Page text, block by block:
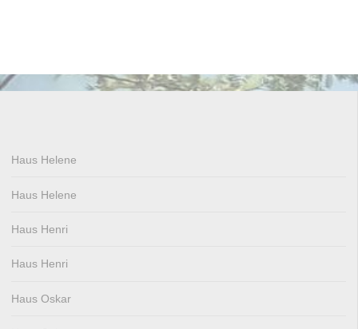
Haus Helene
Haus Helene
Haus Henri
Haus Henri
Haus Oskar